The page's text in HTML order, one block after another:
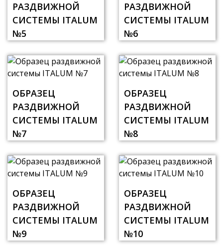
РАЗДВИЖНОЙ
СИСТЕМЫ ITALUM
№5
РАЗДВИЖНОЙ
СИСТЕМЫ ITALUM
№6
ОБРАЗЕЦ
РАЗДВИЖНОЙ
СИСТЕМЫ ITALUM
№7
ОБРАЗЕЦ
РАЗДВИЖНОЙ
СИСТЕМЫ ITALUM
№8
ОБРАЗЕЦ
РАЗДВИЖНОЙ
СИСТЕМЫ ITALUM
№9
ОБРАЗЕЦ
РАЗДВИЖНОЙ
СИСТЕМЫ ITALUM
№10